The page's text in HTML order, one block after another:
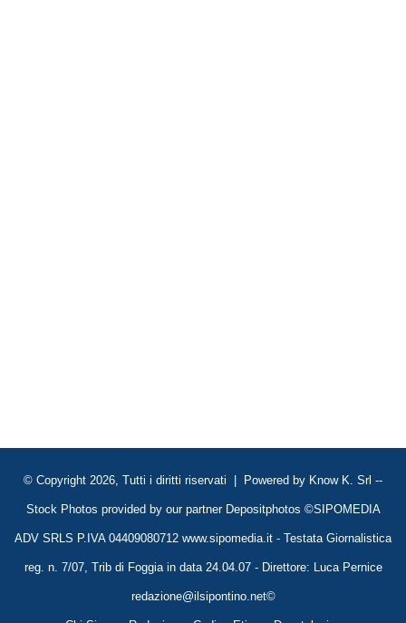
© Copyright 2026, Tutti i diritti riservati | Powered by Know K. Srl --
Stock Photos provided by our partner Depositphotos ©SIPOMEDIA
ADV SRLS P.IVA 04409080712 www.sipomedia.it - Testata Giornalistica
reg. n. 7/07, Trib di Foggia in data 24.04.07 - Direttore: Luca Pernice
redazione@ilsipontino.net©